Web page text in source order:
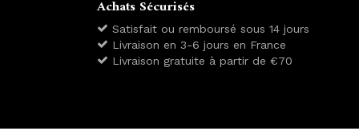
Achats Sécurisés
Satisfait ou remboursé sous 14 jours
Livraison en 3-6 jours en France
Livraison gratuite à partir de €70